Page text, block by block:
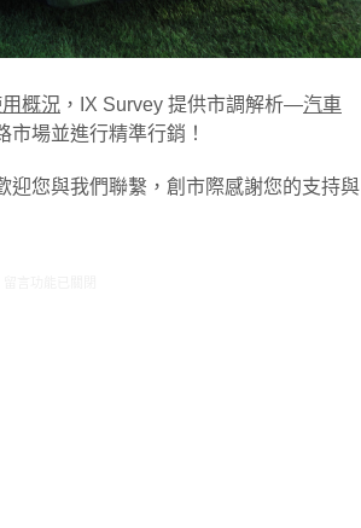
概況 ，IX Survey 提供市調解析—汽車
市場並進行精準行銷！
迎您與我們聯繫，創市際感謝您的支持與